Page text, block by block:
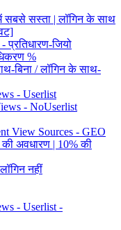
सबसे सस्ता | लॉगिन के साथ
प्रतिधारण-जियो
%
बिना / लॉगिन के साथ-
- Userlist
- NoUserlist
View Sources - GEO
अवधारण | 10% की
नहीं
- Userlist -